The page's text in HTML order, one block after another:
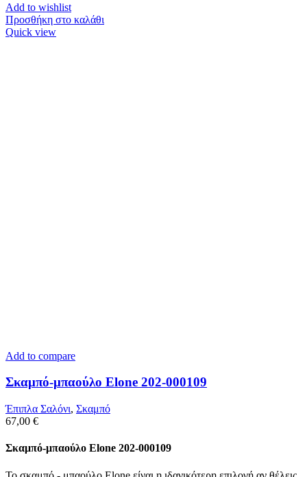
Add to wishlist
Προσθήκη στο καλάθι
Quick view
Add to compare
Σκαμπό-μπαούλο Elone 202-000109
Έπιπλα Σαλόνι, Σκαμπό
67,00 €
Σκαμπό-μπαούλο Elone 202-000109